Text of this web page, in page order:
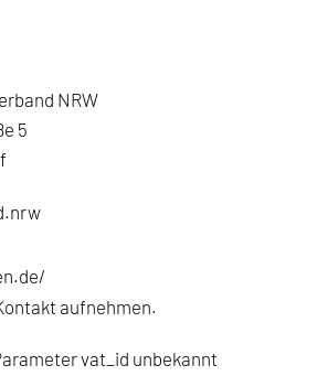
NRW
5
aufnehmen.
vat_id unbekannt